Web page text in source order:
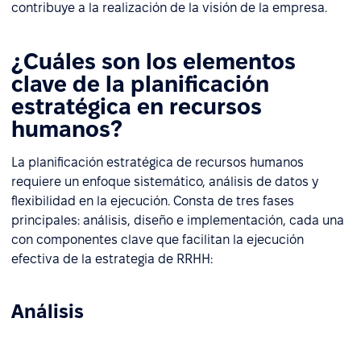
contribuye a la realización de la visión de la empresa.
¿Cuáles son los elementos
clave de la planificación
estratégica en recursos
humanos?
La planificación estratégica de recursos humanos
requiere un enfoque sistemático, análisis de datos y
flexibilidad en la ejecución. Consta de tres fases
principales: análisis, diseño e implementación, cada una
con componentes clave que facilitan la ejecución
efectiva de la estrategia de RRHH:
Análisis